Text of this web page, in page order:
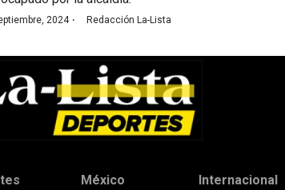
2024· Redacción La-Lista
México Internacional